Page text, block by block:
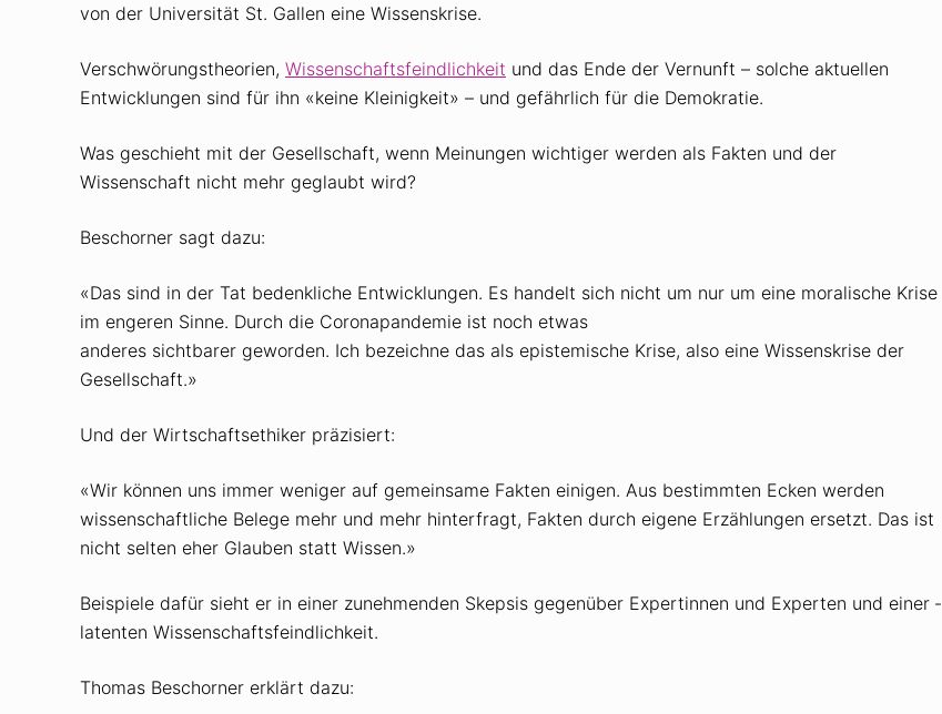
von der Universität St. Gallen eine Wissenskrise.
Verschwörungstheorien, Wissenschaftsfeindlichkeit und das Ende der Vernunft – solche aktuellen
Entwicklungen sind für ihn «keine Kleinigkeit» – und gefährlich für die Demokratie.
Was geschieht mit der Gesellschaft, wenn Meinungen wichtiger werden als Fakten und der
Wissenschaft nicht mehr geglaubt wird?
Beschorner sagt dazu:
«Das sind in der Tat bedenkliche Entwicklungen. Es handelt sich nicht um nur um eine moralische Krise
im engeren Sinne. Durch die ­Coronapandemie ist noch etwas
anderes sichtbarer geworden. Ich bezeichne das als epistemische Krise, also eine Wissenskrise der
Gesellschaft.»
Und der Wirtschaftsethiker präzisiert:
«Wir können uns immer weniger auf ­gemeinsame Fakten einigen. Aus ­bestimmten Ecken werden
wissenschaftliche Belege mehr und mehr hinterfragt, Fakten durch eigene Erzählungen ersetzt. Das ist
nicht selten eher Glauben statt Wissen.»
Beispiele dafür sieht er in einer zunehmenden Skepsis gegenüber Expertinnen und Experten und einer ­
latenten Wissenschaftsfeindlichkeit.
Thomas Beschorner erklärt dazu: